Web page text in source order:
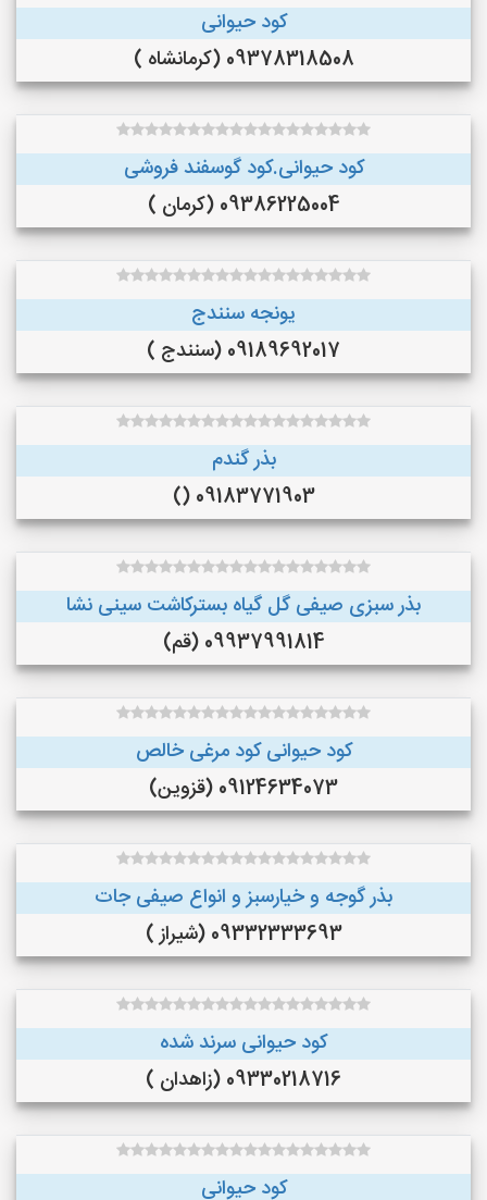
کود حیوانی
09378318508 (کرمانشاه )
کود حیوانی.کود گوسفند فروشی
09386225004 (کرمان )
یونجه سنندج
09189692017 (سنندج )
بذر گندم
09183771903 ()
بذر سبزی صیفی گل گیاه بسترکاشت سینی نشا
09937991814 (قم)
کود حیوانی کود مرغی خالص
09124634073 (قزوین)
بذر گوجه و خیارسبز و انواع صیفی جات
09332333693 (شیراز )
کود حیوانی سرند شده
09330218716 (زاهدان )
کود حیوانی